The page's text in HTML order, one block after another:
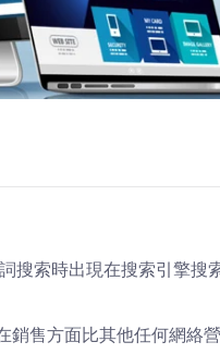
搜索時出現在搜索引擎搜
售方面比其他任何網絡